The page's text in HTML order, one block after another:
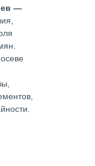
—